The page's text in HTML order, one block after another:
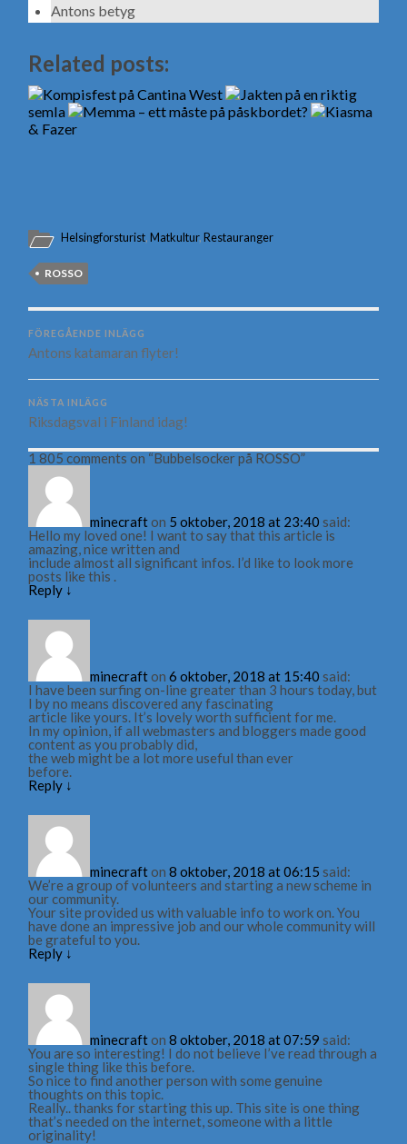
Antons betyg
Related posts:
Kompisfest på Cantina West
Jakten på en riktig
semla
Memma – ett måste på påskbordet?
Kiasma
& Fazer
Helsingforsturist,Matkultur,Restauranger
ROSSO
FÖREGÅENDE INLÄGG
Antons katamaran flyter!
NÄSTA INLÄGG
Riksdagsval i Finland idag!
1 805 comments on “Bubbelsocker på ROSSO”
minecrafton 5 oktober, 2018 at 23:40 said:
Hello my loved one! I want to say that this article is
amazing, nice written and
include almost all significant infos. I’d like to look more
posts like this .
Reply ↓
minecrafton6 oktober, 2018 at 15:40 said:
I have been surfing on-line greater than 3 hours today, but
I by no means discovered any fascinating
article like yours. It’s lovely worth sufficient for me.
In my opinion, if all webmasters and bloggers made good
content as you probably did,
the web might be a lot more useful than ever
before.
Reply ↓
minecrafton8 oktober, 2018 at 06:15 said:
We’re a group of volunteers and starting a new scheme in
our community.
Your site provided us with valuable info to work on. You
have done an impressive job and our whole community will
be grateful to you.
Reply ↓
minecrafton8 oktober, 2018 at 07:59 said:
You are so interesting! I do not believe I’ve read through a
single thing like this before.
So nice to find another person with some genuine
thoughts on this topic.
Really.. thanks for starting this up. This site is one thing
that’s needed on the internet, someone with a little
originality!